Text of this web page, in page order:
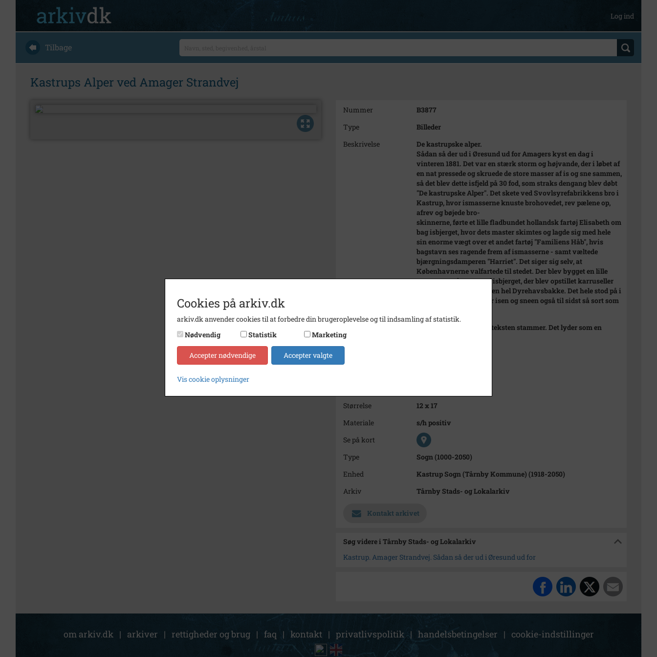
Log ind
Tilbage
Kastrups Alper ved Amager Strandvej
Nummer
B3877
Type
Billeder
Beskrivelse
De kastrupske alper.
Sådan så der ud i Øresund ud for Amagers kyst en dag i
vinteren 1881. Det var en stærk storm og højvande, der i løbet af
en nat pressede og skruede de store masser af is og sne sammen,
så det blev dette isfjeld på 30 fod, som straks dengang blev døbt
"De kastrupske Alper". Det skete ved Svovlsyrefabrikkens bro i
Kastrup, hvor ismasserne knuste brohovedet, rev pælene op,
afrev og bøjede bro-
skinnerne, førte et lille fladbundet hollandsk fartøj Elisabeth om
bag isbjerget, hvor dets master skimtes og lagde sig med hele
sin enorme vægt over et andet fartøj "Familiens Håb", hvis
bagstavn ses ragende frem af ismasserne - samt væltede
bjærgningsdamperen "Harriet". Det siger sig selv, at
Københavnerne valfartede til stedet. Der blev bygget en lille
restaurant på toppen af isbjerget, der blev opstillet karruseller
og lignende, så det blev en hel Dyrehavsbakke. Det hele stod på i
tre måneder, men da var isen og sneen også til sidst så sort som
Det vides ikke, hvorfra teksten stammer. Det lyder som en
Størrelse
12 x 17
Materiale
s/h positiv
Se på kort
Type
Sogn (1000-2050)
Enhed
Kastrup Sogn (Tårnby Kommune) (1918-2050)
Arkiv
Tårnby Stads- og Lokalarkiv
Kontakt arkivet
Søg videre i Tårnby Stads- og Lokalarkiv
Kastrup. Amager Strandvej. Sådan så der ud i Øresund ud for
om arkiv.dk | arkiver | rettigheder og brug | faq | kontakt | privatlivspolitik | handelsbetingelser | cookie-indstillinger
Cookies på arkiv.dk
arkiv.dk anvender cookies til at forbedre din brugeroplevelse og til indsamling af statistik.
Nødvendig
Statistik Marketing
Accepter nødvendige Accepter valgte
Vis cookie oplysninger